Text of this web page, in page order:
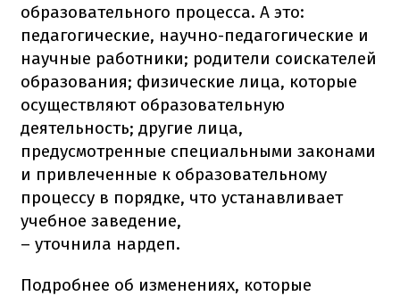
образовательного процесса. А это:
педагогические, научно-педагогические и
научные работники; родители соискателей
образования; физические лица, которые
осуществляют образовательную
деятельность; другие лица,
предусмотренные специальными законами
и привлеченные к образовательному
процессу в порядке, что устанавливает
учебное заведение,
– уточнила нардеп.
Подробнее об изменениях, которые